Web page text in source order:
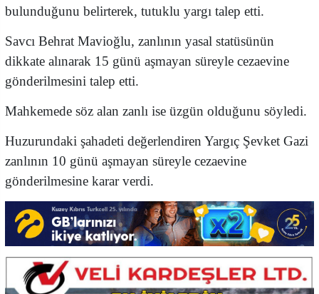
bulunduğunu belirterek, tutuklu yargı talep etti.
Savcı Behrat Mavioğlu, zanlının yasal statüsünün
dikkate alınarak 15 günü aşmayan süreyle cezaevine
gönderilmesini talep etti.
Mahkemede söz alan zanlı ise üzgün olduğunu söyledi.
Huzurundaki şahadeti değerlendiren Yargıç Şevket Gazi
zanlının 10 günü aşmayan süreyle cezaevine
gönderilmesine karar verdi.